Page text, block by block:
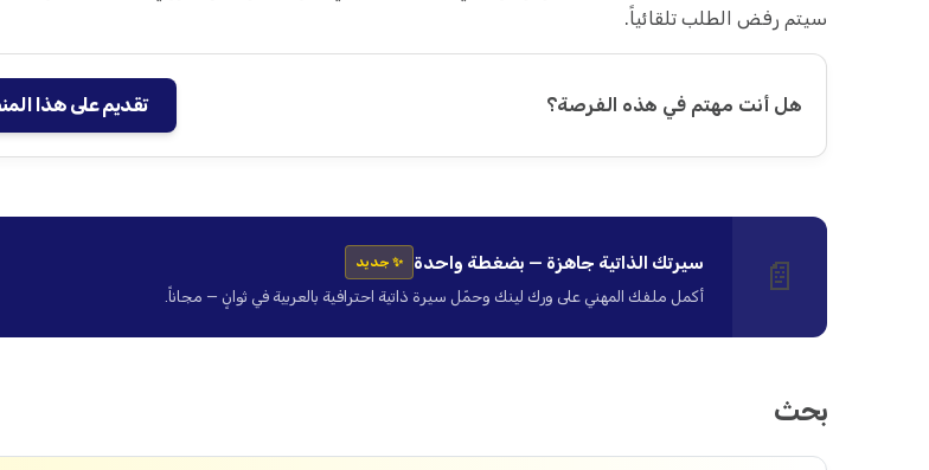
سيتم رفض الطلب تلقائياً.
هل أنت مهتم في هذه الفرصة؟ تقديم على هذا
📄 سيرتك الذاتية جاهزة — بضغطة واحدة ✨ جديد
أكمل ملفك المهني على ورك لينك وحمّل سيرة ذاتية احترافية بالعربية في ثوانٍ — مجاناً.
بحث